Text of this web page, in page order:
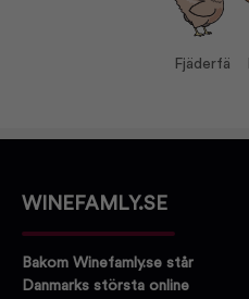
Alkohol %:
Korkvariant:
Druvor:
Fjäderfä
WINEFAMLY.SE
Bakom Winefamly.se står
Danmarks största online